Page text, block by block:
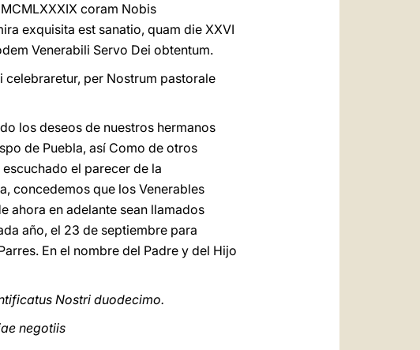
coram Nobis
exquisita est sanatio, quam die XXVI
Venerabili Servo Dei obtentum.
celebraretur, per Nostrum pastorale
los deseos de nuestros hermanos
de Puebla, así Como de otros
el parecer de la
concedemos que los Venerables
ahora en adelante sean llamados
año, el 23 de septiembre para
En el nombre del Padre y del Hijo
Nostri duodecimo.
negotiis